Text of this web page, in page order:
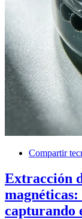
Compartir
Extracción
capturando